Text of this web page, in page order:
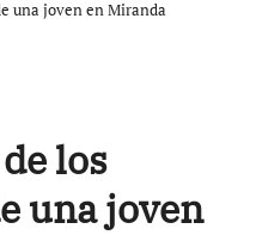
una joven en Miranda
los
una joven